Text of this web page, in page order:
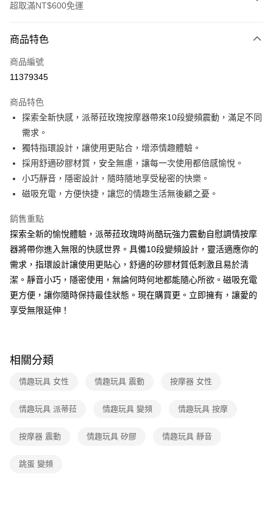
超取滿NT$600免運
信用卡一次付款
超商取貨付款
Apple Pay
街口支付
悠遊付
ATM付款
全家取貨付款
每筆NT$60，滿NT$600(含以上)免運費
付款後全家取貨
7-11取貨付款
每筆NT$60，滿NT$600(含以上)免運費
宅配
每筆NT$80，滿NT$600(含以上)免運費
商品特色
商品編號
11379345
商品特色
探索全新快感，派蒂菈玫瑰按摩器帶來10段變頻震動，滿足不同
需求。
獨特指環設計，讓使用更貼合，增添情趣體驗。
採用舒適矽膠材質，安全無慮，讓每一次使用都倍感愉悅。
小巧靜音，隱密設計，隨時隨地享受秘密的快樂。
磁吸充電，方便快捷，讓您的情趣生活無後顧之憂。
銷售重點
探索全新的愉悅體驗，派蒂菈玫瑰時尚酷玩強力震動自慰調情按摩
器將帶你進入無限的快感世界。具備10段變頻設計，靈活適應你的
需求，指環設計讓使用更貼心，舒適的矽膠材質低刺激且易於清
潔。靜音小巧，隱密使用，無論何時何地都能隨心所欲。磁吸充電
更方便，讓你隨時保持最佳狀態。現在購買更。立即擁有，讓愛的
享受無限延伸！
相關分類
情趣玩具 女性 情趣玩具 震動 按摩器 女性
情趣玩具 派蒂菈 情趣玩具 變頻 情趣玩具 按摩
按摩器 震動 情趣玩具 矽膠 情趣玩具 靜音
跳蛋 變頻